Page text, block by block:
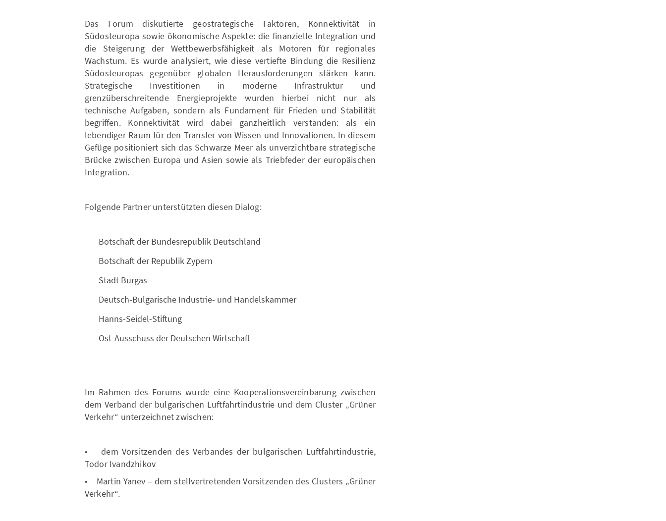
Das Forum diskutierte geostrategische Faktoren, Konnektivität in
Südosteuropa sowie ökonomische Aspekte: die finanzielle Integration und
die Steigerung der Wettbewerbsfähigkeit als Motoren für regionales
Wachstum. Es wurde analysiert, wie diese vertiefte Bindung die Resilienz
Südosteuropas gegenüber globalen Herausforderungen stärken kann.
Strategische Investitionen in moderne Infrastruktur und
grenzüberschreitende Energieprojekte wurden hierbei nicht nur als
technische Aufgaben, sondern als Fundament für Frieden und Stabilität
begriffen. Konnektivität wird dabei ganzheitlich verstanden: als ein
lebendiger Raum für den Transfer von Wissen und Innovationen. In diesem
Gefüge positioniert sich das Schwarze Meer als unverzichtbare strategische
Brücke zwischen Europa und Asien sowie als Triebfeder der europäischen
Integration.
Folgende Partner unterstützten diesen Dialog:
Botschaft der Bundesrepublik Deutschland
Botschaft der Republik Zypern
Stadt Burgas
Deutsch-Bulgarische Industrie- und Handelskammer
Hanns-Seidel-Stiftung
Ost-Ausschuss der Deutschen Wirtschaft
Im Rahmen des Forums wurde eine Kooperationsvereinbarung zwischen
dem Verband der bulgarischen Luftfahrtindustrie und dem Cluster „Grüner
Verkehr“ unterzeichnet zwischen:
• dem Vorsitzenden des Verbandes der bulgarischen Luftfahrtindustrie,
Todor Ivandzhikov
• Martin Yanev – dem stellvertretenden Vorsitzenden des Clusters „Grüner
Verkehr“.